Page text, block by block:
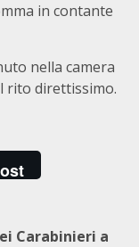
in contante
nella camera
rito direttissimo.
Carabinieri a